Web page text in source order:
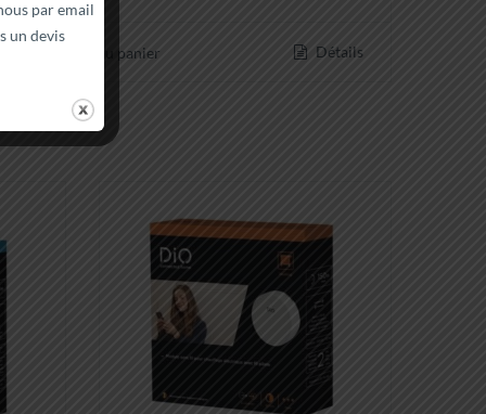
Ajouter au panier Détails
par email
un devis